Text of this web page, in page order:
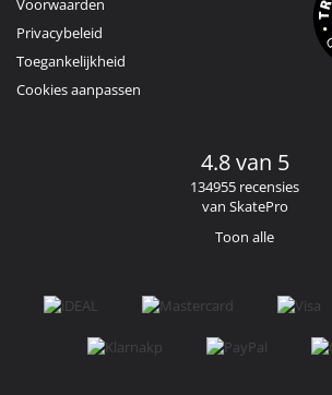
Voorwaarden
Privacybeleid
Toegankelijkheid
Cookies aanpassen
4.8 van 5
134955 recensies
van SkatePro
Toon alle